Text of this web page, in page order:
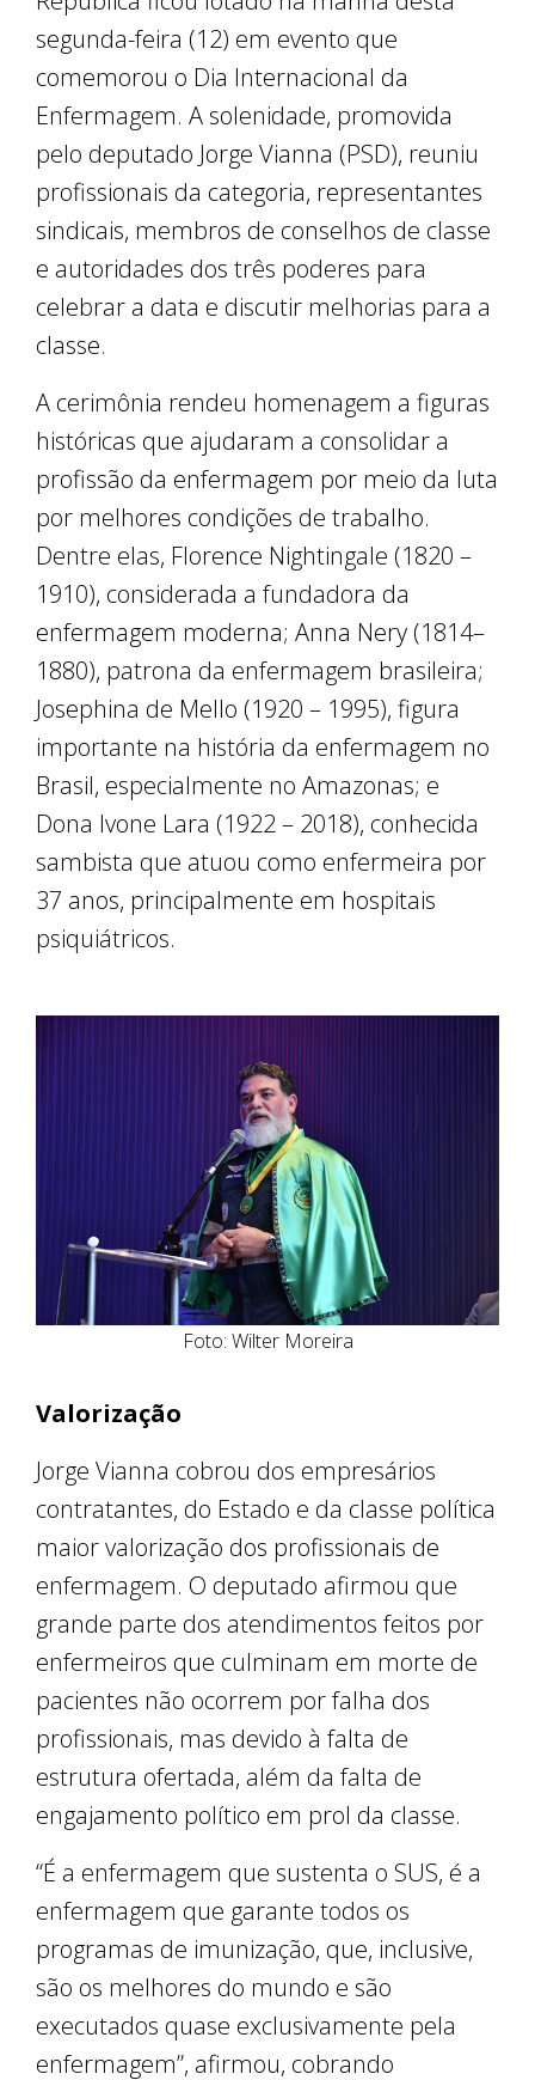
segunda-feira (12) em evento que
comemorou o Dia Internacional da
Enfermagem. A solenidade, promovida
pelo deputado Jorge Vianna (PSD), reuniu
profissionais da categoria, representantes
sindicais, membros de conselhos de classe
e autoridades dos três poderes para
celebrar a data e discutir melhorias para a
classe.
A cerimônia rendeu homenagem a figuras
históricas que ajudaram a consolidar a
profissão da enfermagem por meio da luta
por melhores condições de trabalho.
Dentre elas, Florence Nightingale (1820 –
1910), considerada a fundadora da
enfermagem moderna; Anna Nery (1814–
1880), patrona da enfermagem brasileira;
Josephina de Mello (1920 – 1995), figura
importante na história da enfermagem no
Brasil, especialmente no Amazonas; e
Dona Ivone Lara (1922 – 2018), conhecida
sambista que atuou como enfermeira por
37 anos, principalmente em hospitais
psiquiátricos.
Foto: Wilter Moreira
Valorização
Jorge Vianna cobrou dos empresários
contratantes, do Estado e da classe política
maior valorização dos profissionais de
enfermagem. O deputado afirmou que
grande parte dos atendimentos feitos por
enfermeiros que culminam em morte de
pacientes não ocorrem por falha dos
profissionais, mas devido à falta de
estrutura ofertada, além da falta de
engajamento político em prol da classe.
“É a enfermagem que sustenta o SUS, é a
enfermagem que garante todos os
programas de imunização, que, inclusive,
são os melhores do mundo e são
executados quase exclusivamente pela
enfermagem”, afirmou, cobrando